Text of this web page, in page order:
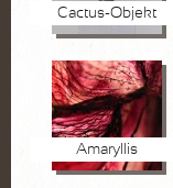
Cactus-Objekt
Amaryllis